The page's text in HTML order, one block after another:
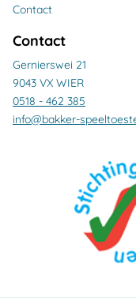
Contact
Contact
Gernierswei 21
9043 VX WIER
0518 - 462 385
info@bakker-